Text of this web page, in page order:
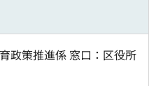
政策推進係 窓口：区役所